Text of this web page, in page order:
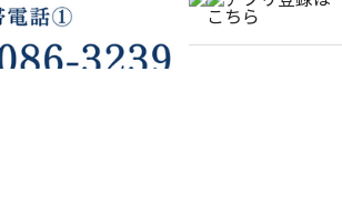
り船なら新盛丸 ALL RIGHTS RESERVED.